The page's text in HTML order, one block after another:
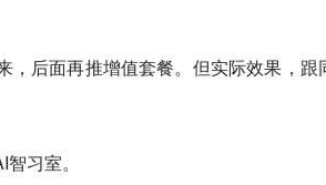
，后面再推增值套餐。但实际效果，跟
习室。